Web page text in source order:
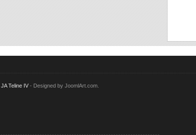
JA Teline IV - Designed by JoomlArt.com.